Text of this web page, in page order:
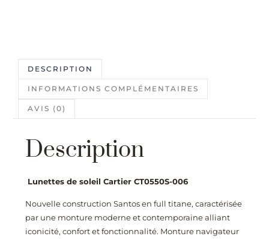
DESCRIPTION
INFORMATIONS COMPLÉMENTAIRES
AVIS (0)
Description
Lunettes de soleil Cartier CT0550S-006
Nouvelle construction Santos en full titane, caractérisée
par une monture moderne et contemporaine alliant
iconicité, confort et fonctionnalité. Monture navigateur